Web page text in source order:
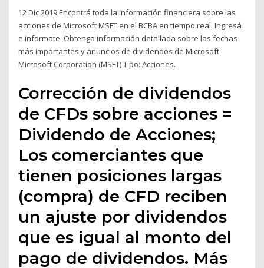
12 Dic 2019 Encontrá toda la información financiera sobre las
acciones de Microsoft MSFT en el BCBA en tiempo real. Ingresá
e informate. Obtenga información detallada sobre las fechas
más importantes y anuncios de dividendos de Microsoft.
Microsoft Corporation (MSFT) Tipo: Acciones.
Corrección de dividendos
de CFDs sobre acciones =
Dividendo de Acciones;
Los comerciantes que
tienen posiciones largas
(compra) de CFD reciben
un ajuste por dividendos
que es igual al monto del
pago de dividendos. Más